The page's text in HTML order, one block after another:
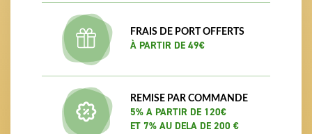
FRAIS DE PORT OFFERTS
À PARTIR DE 49€
REMISE PAR COMMANDE
5% A PARTIR DE 120€
ET 7% AU DELA DE 200 €